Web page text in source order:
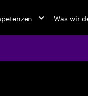
Was wir